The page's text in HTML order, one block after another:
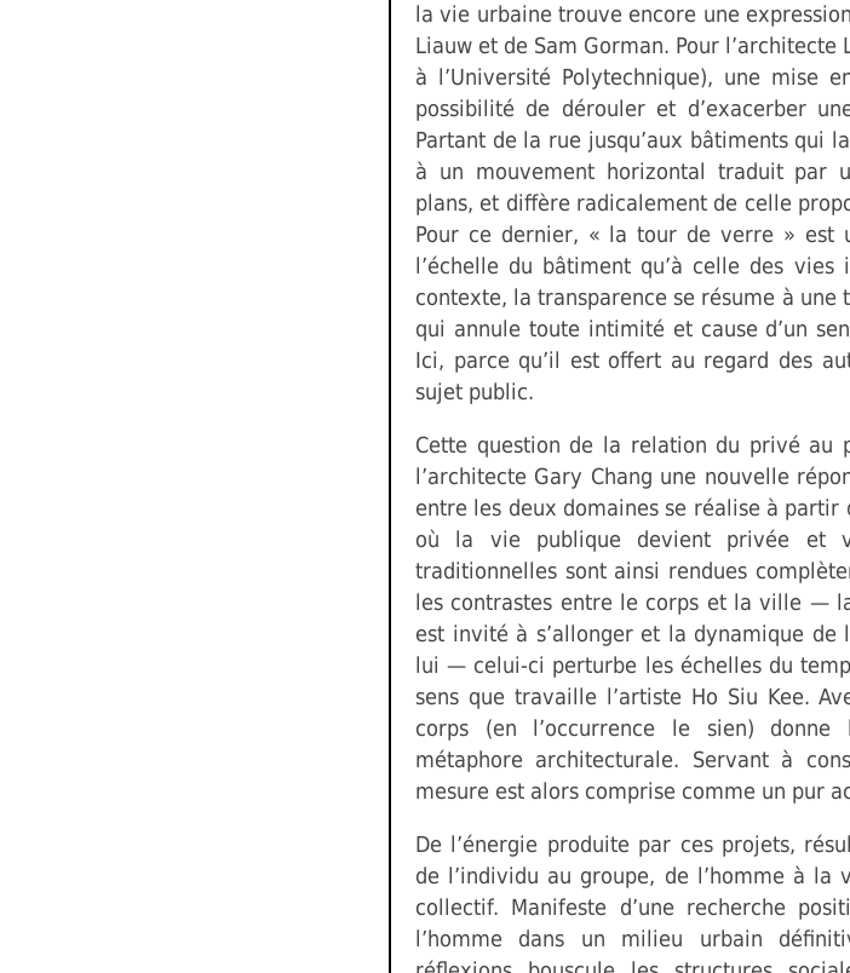
la vie urbaine trouve encore une
Liauw et de Sam Gorman. Pour
à l’Université Polytechnique), une mise
possibilité de dérouler et d’exacerber
Partant de la rue jusqu’aux bâtiments qui
à un mouvement horizontal traduit par
plans, et diffère radicalement de celle
Pour ce dernier, « la tour de verre » est
l’échelle du bâtiment qu’à celle des vies
contexte, la transparence se résume à
qui annule toute intimité et cause d’un
Ici, parce qu’il est offert au regard des
sujet public.
Cette question de la relation du privé au
l’architecte Gary Chang une nouvelle
entre les deux domaines se réalise à partir
où la vie publique devient privée et
traditionnelles sont ainsi rendues
les contrastes entre le corps et la ville —
est invité à s’allonger et la dynamique de
lui — celui-ci perturbe les échelles du
sens que travaille l’artiste Ho Siu Kee.
corps (en l’occurrence le sien) donne
métaphore architecturale. Servant à
mesure est alors comprise comme un pur
De l’énergie produite par ces projets,
de l’individu au groupe, de l’homme à
collectif. Manifeste d’une recherche
l’homme dans un milieu urbain